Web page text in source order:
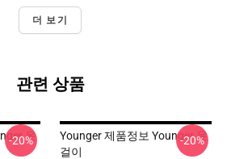
더 보기
관련 상품
옷
-20%
Younger 제품정보 Younger 옷
걸이
-20%